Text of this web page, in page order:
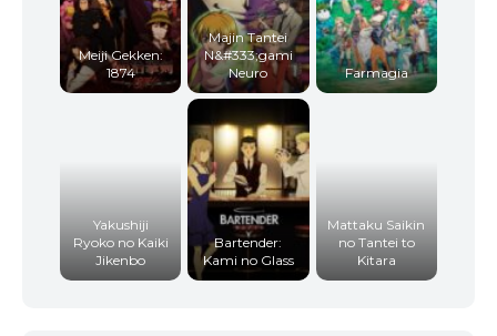
Meiji Gekken:
1874
Majin Tantei
N&#333;gami
Neuro
Farmagia
Yakushiji
Ryoko no Kaiki
Jikenbo
Bartender:
Kami no Glass
Mattaku Saikin
no Tantei to
Kitara